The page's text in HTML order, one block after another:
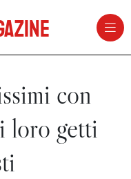
con
loro getti